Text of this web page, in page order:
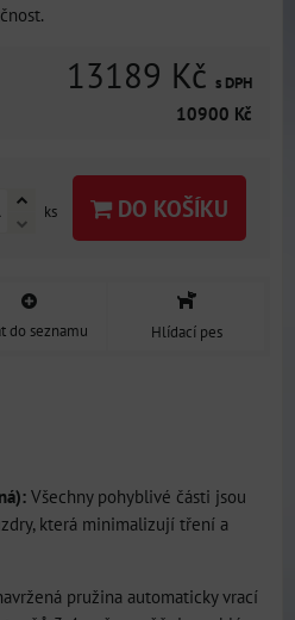
13189 Kč s DPH
10900 Kč
ks DO KOŠÍKU
do seznamu Hlídací pes
Všechny pohyblivé části jsou
která minimalizují tření a
pružina automaticky vrací